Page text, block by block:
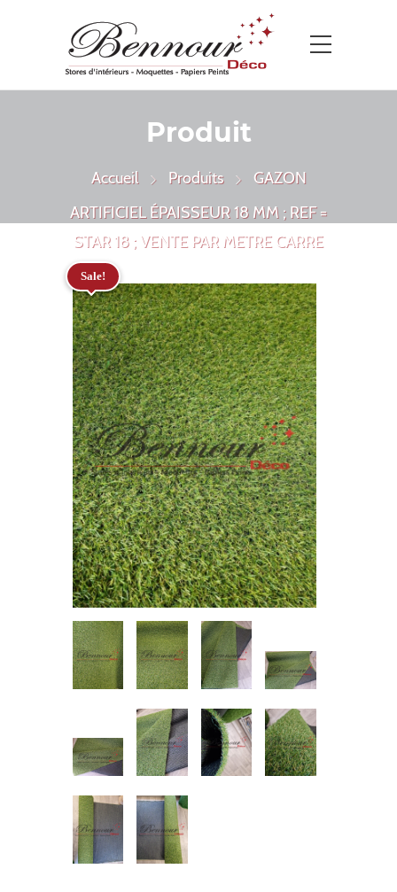
Produit
Accueil Produits
GAZON
ARTIFICIEL ÉPAISSEUR 18 MM ; REF =
STAR 18 ; VENTE PAR METRE CARRE
Sale!